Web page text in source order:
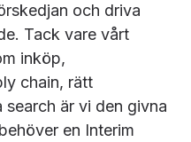
och driva
Tack vare vårt
inköp,
chain, rätt
är vi den givna
en Interim